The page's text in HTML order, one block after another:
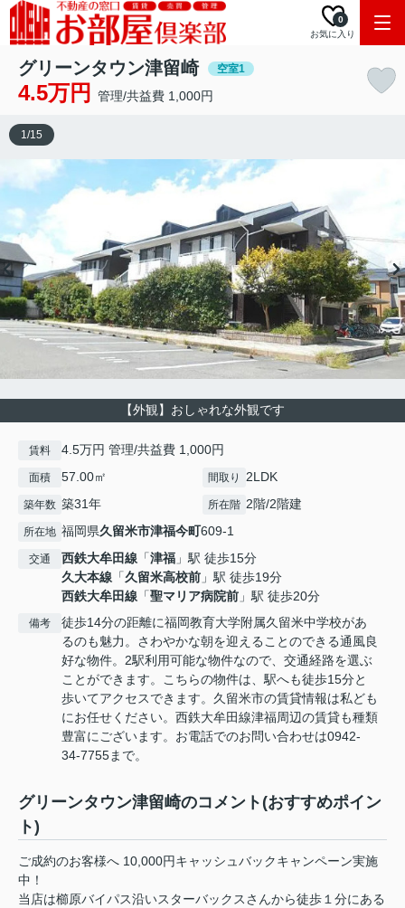
お気に入り
0
グリーンタウン津留崎 空室1
4.5万円 管理/共益費 1,000円
【外観】おしゃれな外観です
1/15
賃料 4.5万円 管理/共益費 1,000円
面積 57.00㎡ 間取り 2LDK
築年数 築31年 所在階 2階/2階建
所在地 福岡県久留米市津福今町609-1
交通 西鉄大牟田線 「津福 」駅 徒歩15分
久大本線 「久留米高校前 」駅 徒歩19分
西鉄大牟田線 「聖マリア病院前 」駅 徒歩20分
備考
徒歩14分の距離に福岡教育大学附属久留米中学校があ
るのも魅力。さわやかな朝を迎えることのできる通風良
好な物件。2駅利用可能な物件なので、交通経路を選ぶ
ことができます。こちらの物件は、駅へも徒歩15分と
歩いてアクセスできます。久留米市の賃貸情報は私ども
にお任せください。西鉄大牟田線津福周辺の賃貸も種類
豊富にございます。お電話でのお問い合わせは0942-
34-7755まで。
グリーンタウン津留崎のコメント(おすすめポイン
ト)
ご成約のお客様へ 10,000円キャッシュバックキャンペーン実施
中！
当店は櫛原バイパス沿いスターバックスさんから徒歩１分にある